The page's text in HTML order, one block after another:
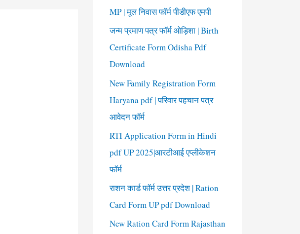
MP | मूल निवास फॉर्म पीडीएफ एमपी
जन्म प्रमाण पत्र फॉर्म ओड़िशा | Birth
Certificate Form Odisha Pdf
Download
New Family Registration Form
Haryana pdf | परिवार पहचान पत्र
आवेदन फॉर्म
RTI Application Form in Hindi
pdf UP 2025|आरटीआई एप्लीकेशन
फॉर्म
राशन कार्ड फॉर्म उत्तर प्रदेश | Ration
Card Form UP pdf Download
New Ration Card Form Rajasthan